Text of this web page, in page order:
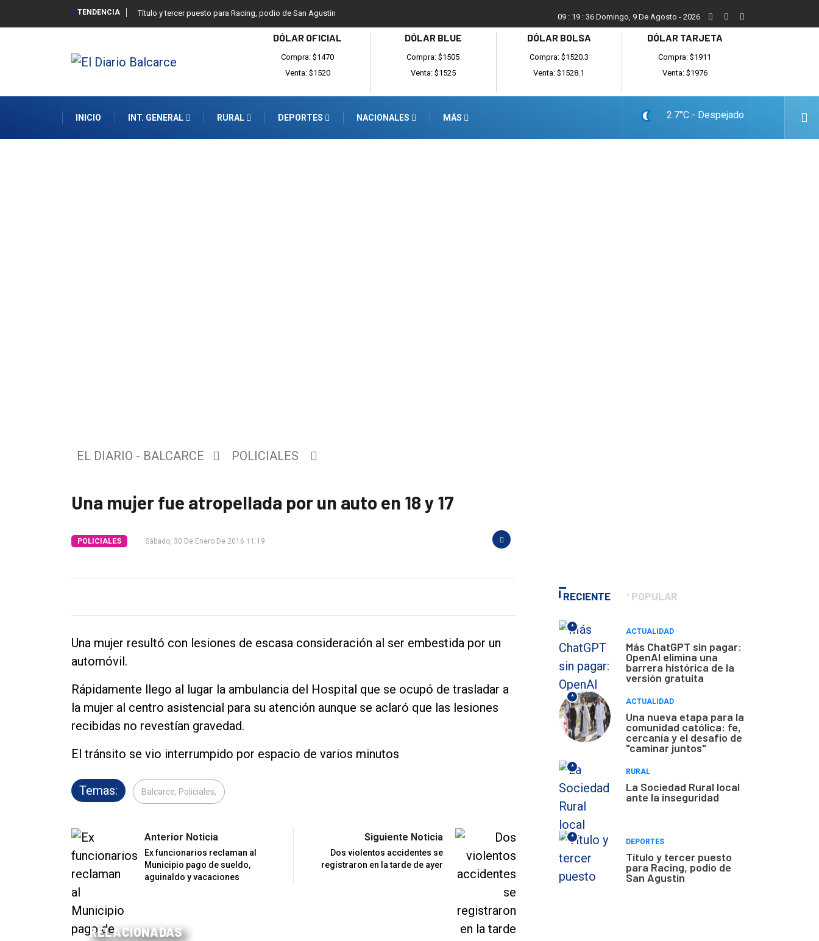
TENDENCIA Título y tercer puesto para Racing, podio de San Agustín San Cayetano, el trabajo y una nueva etapa para la
09 : 19 : 37 Domingo, 9 De Agosto - 2026
DÓLAR OFICIAL
Compra: $1470
Venta: $1520
DÓLAR BLUE
Compra: $1505
Venta: $1525
DÓLAR BOLSA
Compra: $1520.3
Venta: $1528.1
DÓLAR TARJETA
Compra: $1911
Venta: $1976
INICIO INT. GENERAL RURAL DEPORTES NACIONALES MÁS 2.7°C - Despejado
Tendencia
Deportes
Fúnebres
Nosotros
Contacto
EL DIARIO - BALCARCE POLICIALES
Una mujer fue atropellada por un auto en 18 y 17
POLICIALES Sábado, 30 De Enero De 2016 11:19
Una mujer resultó con lesiones de escasa consideración al ser embestida por un
automóvil.
Rápidamente llego al lugar la ambulancia del Hospital que se ocupó de trasladar a
la mujer al centro asistencial para su atención aunque se aclaró que las lesiones
recibidas no revestían gravedad.
El tránsito se vio interrumpido por espacio de varios minutos
Temas: Balcarce, Policiales,
Anterior Noticia
Ex funcionarios reclaman al
Municipio pago de sueldo,
aguinaldo y vacaciones
Siguiente Noticia
Dos violentos accidentes se
registraron en la tarde de ayer
RELACIONADAS
RECIENTE POPULAR
*
ACTUALIDAD
Más ChatGPT sin pagar:
OpenAI elimina una
barrera histórica de la
versión gratuita
*
ACTUALIDAD
Una nueva etapa para la
comunidad católica: fe,
cercanía y el desafío de
"caminar juntos"
*
RURAL
La Sociedad Rural local
ante la inseguridad
*
DEPORTES
Título y tercer puesto
para Racing, podio de
San Agustín